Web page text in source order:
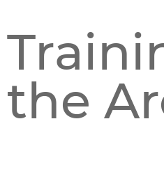
the